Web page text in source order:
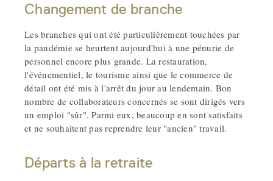
Changement de branche
Les branches qui ont été particulièrement touchées par
la pandémie se heurtent aujourd'hui à une pénurie de
personnel encore plus grande. La restauration,
l'événementiel, le tourisme ainsi que le commerce de
détail ont été mis à l'arrêt du jour au lendemain. Bon
nombre de collaborateurs concernés se sont dirigés vers
un emploi "sûr". Parmi eux, beaucoup en sont satisfaits
et ne souhaitent pas reprendre leur "ancien" travail.
Départs à la retraite